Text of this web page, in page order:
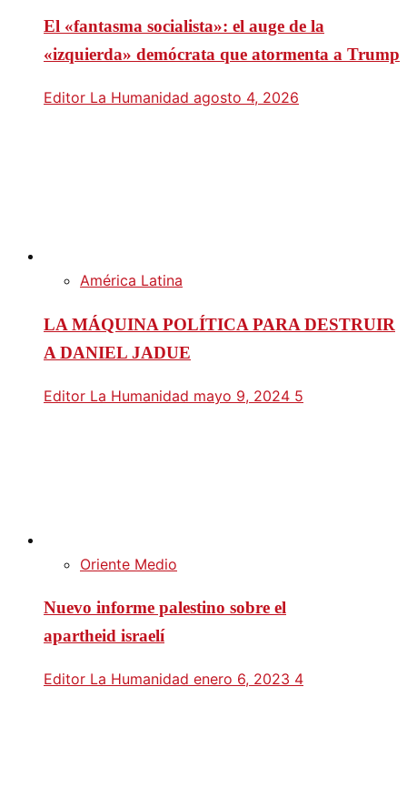
El «fantasma socialista»: el auge de la
«izquierda» demócrata que atormenta a Trump
Editor La Humanidad agosto 4, 2026
América Latina
LA MÁQUINA POLÍTICA PARA DESTRUIR
A DANIEL JADUE
Editor La Humanidad mayo 9, 2024 5
Oriente Medio
Nuevo informe palestino sobre el
apartheid israelí
Editor La Humanidad enero 6, 2023 4